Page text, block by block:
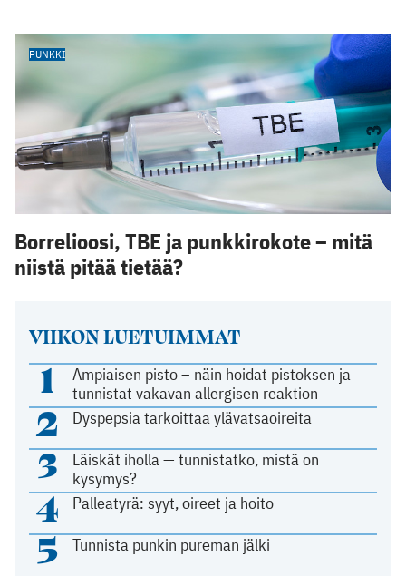
VIIKON LUETUIMMAT
1
Ampiaisen pisto – näin hoidat pistoksen ja
tunnistat vakavan allergisen reaktion
2 Dyspepsia tarkoittaa ylävatsaoireita
3
Läiskät iholla — tunnistatko, mistä on
kysymys?
4 Palleatyrä: syyt, oireet ja hoito
5 Tunnista punkin pureman jälki
PUNKKI
Borrelioosi, TBE ja punkkirokote – mitä
niistä pitää tietää?